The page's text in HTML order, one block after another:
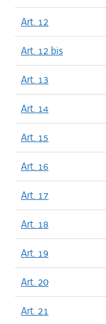
Art. 12
Art. 12 bis
Art. 13
Art. 14
Art. 15
Art. 16
Art. 17
Art. 18
Art. 19
Art. 20
Art. 21